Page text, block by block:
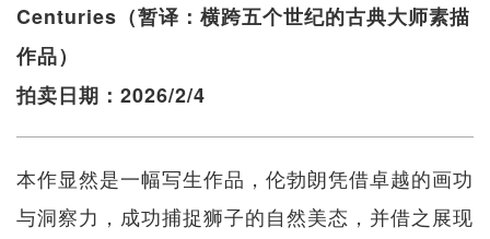
Centuries（暂译：横跨五个世纪的古典大师素描
作品）
拍卖日期：2026/2/4
本作显然是一幅写生作品，伦勃朗凭借卓越的画功
与洞察力，成功捕捉狮子的自然美态，并借之展现